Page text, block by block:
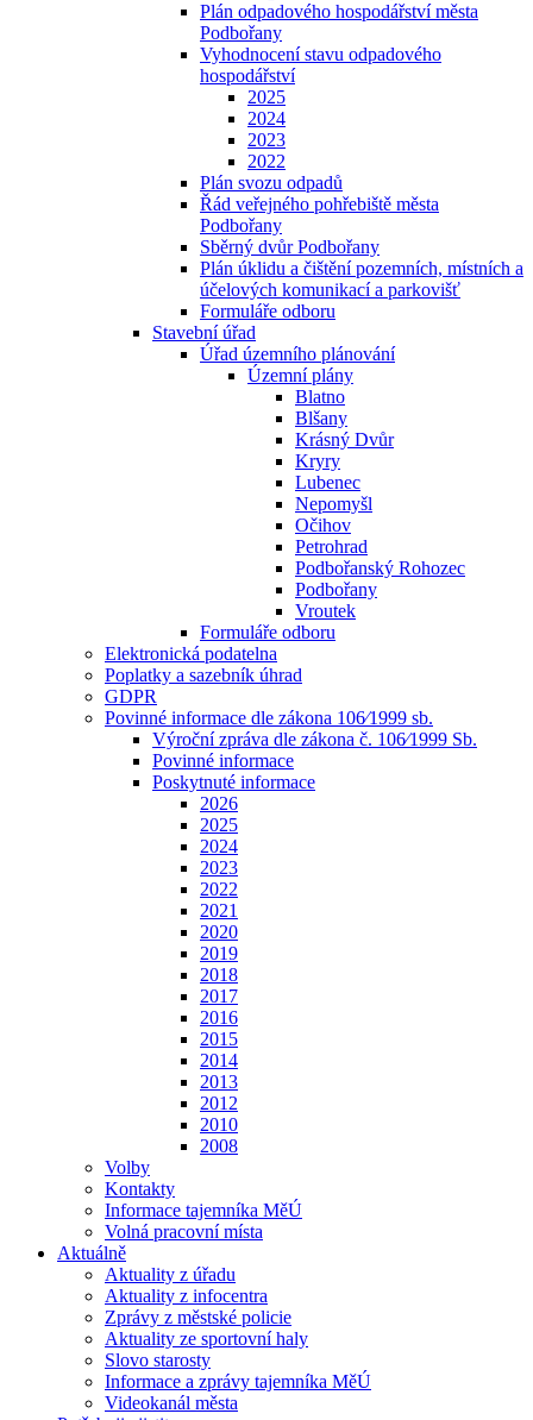
Plán odpadového hospodářství města
Podbořany
Vyhodnocení stavu odpadového
hospodářství
2025
2024
2023
2022
Plán svozu odpadů
Řád veřejného pohřebiště města
Podbořany
Sběrný dvůr Podbořany
Plán úklidu a čištění pozemních, místních a
účelových komunikací a parkovišť
Formuláře odboru
Stavební úřad
Úřad územního plánování
Územní plány
Blatno
Blšany
Krásný Dvůr
Kryry
Lubenec
Nepomyšl
Očihov
Petrohrad
Podbořanský Rohozec
Podbořany
Vroutek
Formuláře odboru
Elektronická podatelna
Poplatky a sazebník úhrad
GDPR
Povinné informace dle zákona 106⁄1999 sb.
Výroční zpráva dle zákona č. 106⁄1999 Sb.
Povinné informace
Poskytnuté informace
2026
2025
2024
2023
2022
2021
2020
2019
2018
2017
2016
2015
2014
2013
2012
2010
2008
Volby
Kontakty
Informace tajemníka MěÚ
Volná pracovní místa
Aktuálně
Aktuality z úřadu
Aktuality z infocentra
Zprávy z městské policie
Aktuality ze sportovní haly
Slovo starosty
Informace a zprávy tajemníka MěÚ
Videokanál města